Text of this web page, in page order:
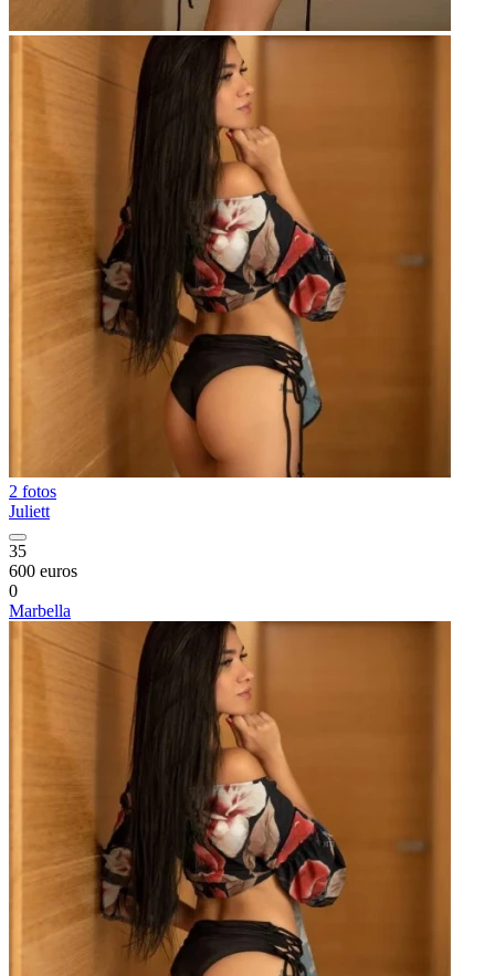
2 fotos
Juliett
35
600 euros
0
Marbella